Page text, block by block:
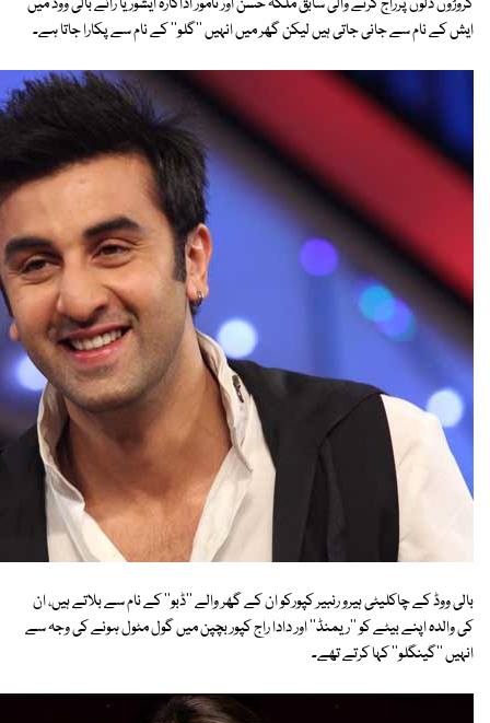
ایش کے نام سے جانی جاتی ہیں لیکن گھر میں انہیں ''گلو'' کے نام سے پکارا جاتا ہے۔
بالی ووڈ کے چاکلیٹی ہیرو رنبیر کپورکو ان کے گھر والے ''ڈبو'' کے نام سے بلاتے ہیں، ان
کی والدہ اپنے بیٹے کو ''ریمنڈ'' اور دادا راج کپور بچپن میں گول مٹول ہونے کی وجہ سے
انہیں ''گینگلو'' کہا کرتے تھے۔